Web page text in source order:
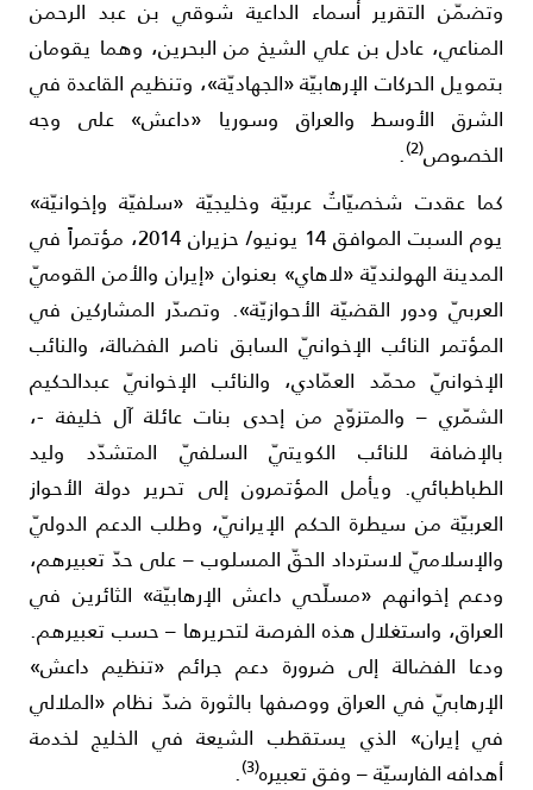
التقرير أسماء الداعية شوقي بن عبد الرحمن
عادل بن علي الشيخ من البحرين، وهما يقومان
الحركات الإرهابيّة «الجهاديّة»، وتنظيم القاعدة في
الأوسط والعراق وسوريا «داعش» على وجه
(2)
.
عقدت شخصيّاتٌ عربيّة وخليجيّة «سلفيّة وإخوانيّة»
يوم السبت الموافق 14 يونيو/ حزيران 2014، مؤتمراً في
الهولنديّة «لاهاي» بعنوان «إيران والأمن القوميّ
ودور القضيّة الأحوازيّة». وتصدّر المشاركين في
النائب الإخوانيّ السابق ناصر الفضالة، والنائب
محمّد العمّادي، والنائب الإخوانيّ عبدالحكيم
– والمتزوّج من إحدى بنات عائلة آل خليفة -،
للنائب الكويتيّ السلفيّ المتشدّد وليد
ويأمل المؤتمرون إلى تحرير دولة الأحواز
من سيطرة الحكم الإيرانيّ، وطلب الدعم الدوليّ
لاسترداد الحقّ المسلوب – على حدّ تعبيرهم،
إخوانهم «مسلّحي داعش الإرهابيّة» الثائرين في
واستغلال هذه الفرصة لتحريرها – حسب تعبيرهم.
الفضالة إلى ضرورة دعم جرائم «تنظيم داعش»
في العراق ووصفها بالثورة ضدّ نظام «الملالي
إيران» الذي يستقطب الشيعة في الخليج لخدمة
الفارسيّة – وفق تعبيره(3)
.